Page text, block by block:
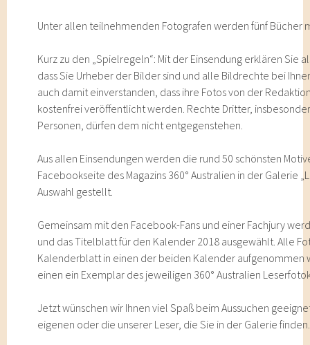
Unter allen teilnehmenden Fotografen werden fünf Bücher
Kurz zu den „Spielregeln“: Mit der Einsendung erklären Sie
dass Sie Urheber der Bilder sind und alle Bildrechte bei
auch damit einverstanden, dass ihre Fotos von der
kostenfrei veröffentlicht werden. Rechte Dritter,
Personen, dürfen dem nicht entgegenstehen.
Aus allen Einsendungen werden die rund 50 schönsten
Facebookseite des Magazins 360° Australien in der Galerie
Auswahl gestellt.
Gemeinsam mit den Facebook-Fans und einer Fachjury
und das Titelblatt für den Kalender 2018 ausgewählt. Alle
Kalenderblatt in einen der beiden Kalender aufgenommen
einen ein Exemplar des jeweiligen 360° Australien
Jetzt wünschen wir Ihnen viel Spaß beim Aussuchen
eigenen oder die unserer Leser, die Sie in der Galerie finden.